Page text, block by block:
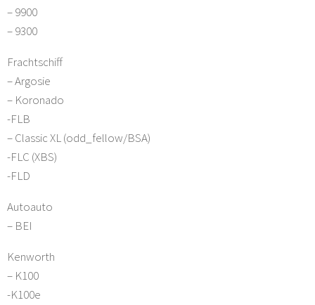
– 9900
– 9300
Frachtschiff
– Argosie
– Koronado
-FLB
– Classic XL (odd_fellow/BSA)
-FLC (XBS)
-FLD
Autoauto
– BEI
Kenworth
– K100
-K100e